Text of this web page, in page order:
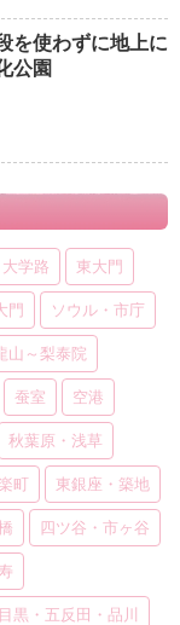
を使わずに地上に
公園
大学路 東大門
門 ソウル・市庁
山～梨泰院
蚕室 空港
秋葉原・浅草
町 東銀座・築地
四ツ谷・市ヶ谷
目黒・五反田・品川